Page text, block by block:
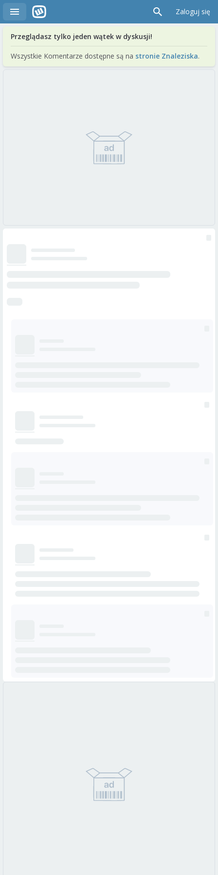
Zaloguj się
Przeglądasz tylko jeden wątek w dyskusji!
Wszystkie Komentarze dostępne są na stronie Znaleziska.